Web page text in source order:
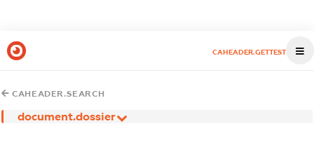
CAHEADER.GETTEST
CAHEADER.SEARCH
document.dossier